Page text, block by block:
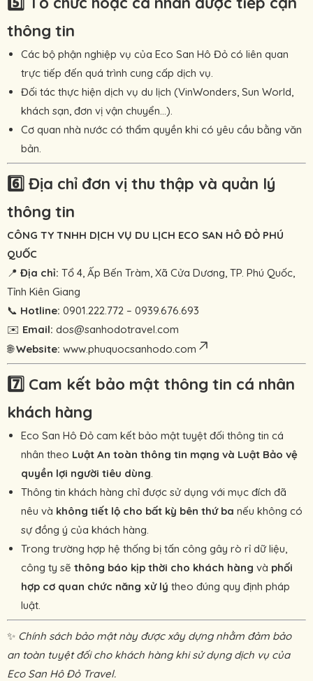
thông tin
Các bộ phận nghiệp vụ của Eco San Hô Đỏ có liên quan
trực tiếp đến quá trình cung cấp dịch vụ.
Đối tác thực hiện dịch vụ du lịch (VinWonders, Sun World,
khách sạn, đơn vị vận chuyển...).
Cơ quan nhà nước có thẩm quyền khi có yêu cầu bằng văn
bản.
6️⃣ Địa chỉ đơn vị thu thập và quản lý
thông tin
CÔNG TY TNHH DỊCH VỤ DU LỊCH ECO SAN HÔ ĐỎ PHÚ
QUỐC
📍 Địa chỉ: Tổ 4, Ấp Bến Tràm, Xã Cửa Dương, TP. Phú Quốc,
Tỉnh Kiên Giang
📞 Hotline: 0901.222.772 – 0939.676.693
✉️ Email: dos@sanhodotravel.com
🌐Website: www.phuquocsanhodo.com
7️⃣ Cam kết bảo mật thông tin cá nhân
khách hàng
Eco San Hô Đỏ cam kết bảo mật tuyệt đối thông tin cá
nhân theo Luật An toàn thông tin mạng và Luật Bảo vệ
quyền lợi người tiêu dùng.
Thông tin khách hàng chỉ được sử dụng với mục đích đã
nêu và không tiết lộ cho bất kỳ bên thứ ba nếu không có
sự đồng ý của khách hàng.
Trong trường hợp hệ thống bị tấn công gây rò rỉ dữ liệu,
công ty sẽ thông báo kịp thời cho khách hàng và phối
hợp cơ quan chức năng xử lý theo đúng quy định pháp
luật.
✨ Chính sách bảo mật này được xây dựng nhằm đảm bảo
an toàn tuyệt đối cho khách hàng khi sử dụng dịch vụ của
Eco San Hô Đỏ Travel.